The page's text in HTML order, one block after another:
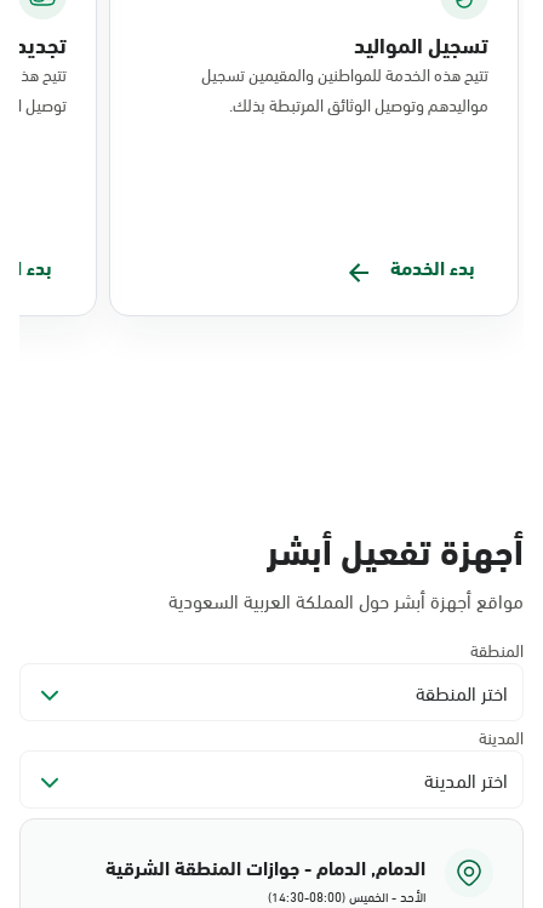
تسجيل المواليد
تتيح هذه الخدمة للمواطنين والمقيمين تسجيل
مواليدهم وتوصيل الوثائق المرتبطة بذلك.
بدء الخدمة
تجديد
تتيح هذه
توصيل
بدء
أجهزة تفعيل أبشر
مواقع أجهزة أبشر حول المملكة العربية السعودية
المنطقة
اختر المنطقة
المدينة
اختر المدينة
الدمام, الدمام - جوازات المنطقة الشرقية
الأحد - الخميس (08:00-14:30)